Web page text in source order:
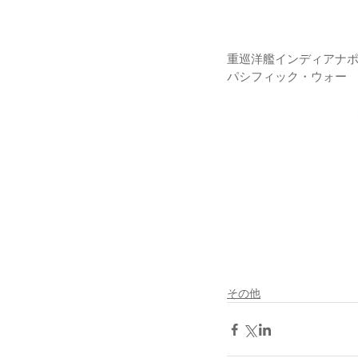
重巡洋艦インディアナ
パシフィック・ウォー
その他